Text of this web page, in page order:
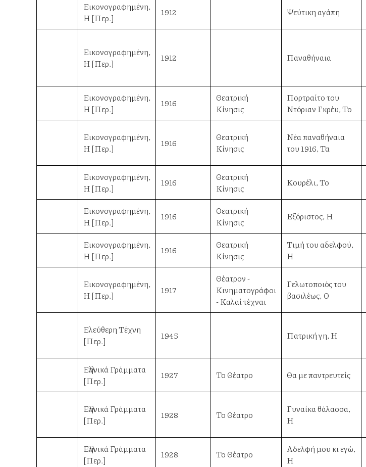
Εικονογραφημένη,
Η [Περ.]
1912 Ψεύτικη αγάπη
Εικονογραφημένη,
Η [Περ.]
1912 Παναθήναια
Εικονογραφημένη,
Η [Περ.]
1916
Θεατρική
Κίνησις
Πορτραίτο του
Ντόριαν Γκρέυ, Το
Εικονογραφημένη,
Η [Περ.]
1916
Θεατρική
Κίνησις
Νέα παναθήναια
του 1916, Τα
Εικονογραφημένη,
Η [Περ.]
1916
Θεατρική
Κίνησις
Κουρέλι, Το
Εικονογραφημένη,
Η [Περ.]
1916
Θεατρική
Κίνησις
Εξόριστος, Η
Εικονογραφημένη,
Η [Περ.]
1916
Θεατρική
Κίνησις
Τιμή του αδελφού,
Η
Εικονογραφημένη,
Η [Περ.]
1917
Θέατρον -
Κινηματογράφοι
- Καλαί τέχναι
Γελωτοποιός του
βασιλέως, Ο
Ελεύθερη Τέχνη
[Περ.]
1945 Πατρική γη, Η
Ελληνικά Γράμματα
[Περ.]
1927 Το Θέατρο Θα με παντρευτείς
Ελληνικά Γράμματα
[Περ.]
1928 Το Θέατρο
Γυναίκα θάλασσα,
Η
Ελληνικά Γράμματα
[Περ.]
1928 Το Θέατρο
Αδελφή μου κι εγώ,
Η